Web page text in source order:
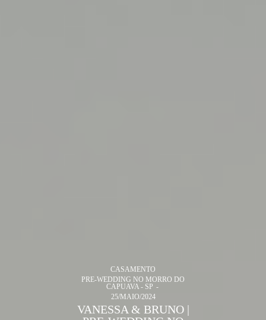
CASAMENTO
PRE-WEDDING NO MORRO DO
CAPUAVA - SP
25/MAIO/2024
VANESSA & BRUNO |